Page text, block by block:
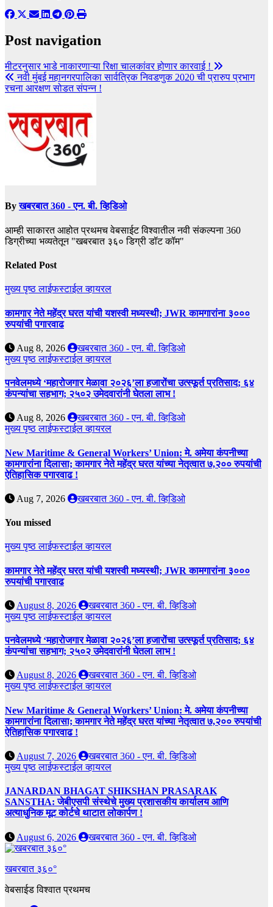
Post navigation
मीटरनुसार भाडे नाकारणाऱ्या रिक्षा चालकांवर होणार कारवाई !
नवी मुंबई महानगरपालिका सार्वत्रिक निवडणुक 2020 ची प्रारुप प्रभाग
रचना आरक्षण सोडत संपन्न !
Byखबरबात 360 - एन. बी. व्हिडिओ
आम्ही साकारत आहोत प्रथमच वेबसाईट विश्वातील नवी संकल्पना 360
डिग्रीच्या भव्यतेतून "खबरबात ३६० डिग्री डॉट कॉम"
Related Post
मुख्य पृष्ठलाईफस्टाईलव्हायरल
कामगार नेते महेंद्र घरत यांची यशस्वी मध्यस्थी; JWR कामगारांना ३०००
रुपयांची पगारवाढ
Aug 8, 2026
खबरबात 360 - एन. बी. व्हिडिओ
मुख्य पृष्ठलाईफस्टाईलव्हायरल
पनवेलमध्ये ‘महारोजगार मेळावा २०२६’ला हजारोंचा उत्स्फूर्त प्रतिसाद; ६४
कंपन्यांचा सहभाग; २५०२ उमेदवारांनी घेतला लाभ !
Aug 8, 2026
खबरबात 360 - एन. बी. व्हिडिओ
मुख्य पृष्ठलाईफस्टाईलव्हायरल
New Maritime & General Workers’ Union: मे. अमेया कंपनीच्या
कामगारांना दिलासा; कामगार नेते महेंद्र घरत यांच्या नेतृत्वात ७,२०० रुपयांची
ऐतिहासिक पगारवाढ !
Aug 7, 2026 खबरबात 360 - एन. बी. व्हिडिओ
You missed
मुख्य पृष्ठलाईफस्टाईलव्हायरल
कामगार नेते महेंद्र घरत यांची यशस्वी मध्यस्थी; JWR कामगारांना ३०००
रुपयांची पगारवाढ
August 8, 2026
खबरबात 360 - एन. बी. व्हिडिओ
मुख्य पृष्ठलाईफस्टाईलव्हायरल
पनवेलमध्ये ‘महारोजगार मेळावा २०२६’ला हजारोंचा उत्स्फूर्त प्रतिसाद; ६४
कंपन्यांचा सहभाग; २५०२ उमेदवारांनी घेतला लाभ !
August 8, 2026
खबरबात 360 - एन. बी. व्हिडिओ
मुख्य पृष्ठलाईफस्टाईलव्हायरल
New Maritime & General Workers’ Union: मे. अमेया कंपनीच्या
कामगारांना दिलासा; कामगार नेते महेंद्र घरत यांच्या नेतृत्वात ७,२०० रुपयांची
ऐतिहासिक पगारवाढ !
August 7, 2026
खबरबात 360 - एन. बी. व्हिडिओ
मुख्य पृष्ठलाईफस्टाईलव्हायरल
JANARDAN BHAGAT SHIKSHAN PRASARAK
SANSTHA: जेबीएसपी संस्थेचे मुख्य प्रशासकीय कार्यालय आणि
अत्याधुनिक मूट कोर्टचे थाटात लोकार्पण !
August 6, 2026 खबरबात 360 - एन. बी. व्हिडिओ
खबरबात ३६०°
वेबसाईड विश्वात प्रथमच